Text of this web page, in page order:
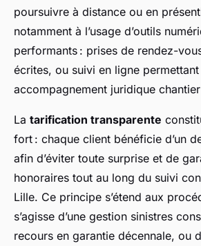
poursuivre à distance ou en
notamment à l’usage d’outils
performants : prises de rendez-
écrites, ou suivi en ligne permettant
accompagnement juridique
La tarification transparente
fort : chaque client bénéficie d’un
afin d’éviter toute surprise et de
honoraires tout au long du suivi
Lille. Ce principe s’étend aux
s’agisse d’une gestion sinistres
recours en garantie décennale, ou